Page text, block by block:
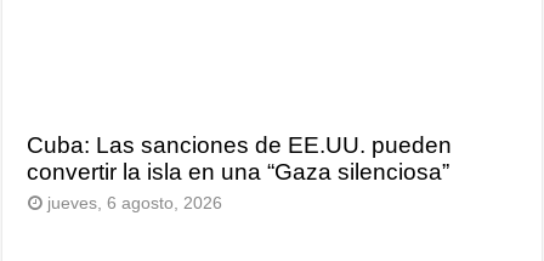
Cuba: Las sanciones de EE.UU. pueden
convertir la isla en una “Gaza silenciosa”
jueves, 6 agosto, 2026